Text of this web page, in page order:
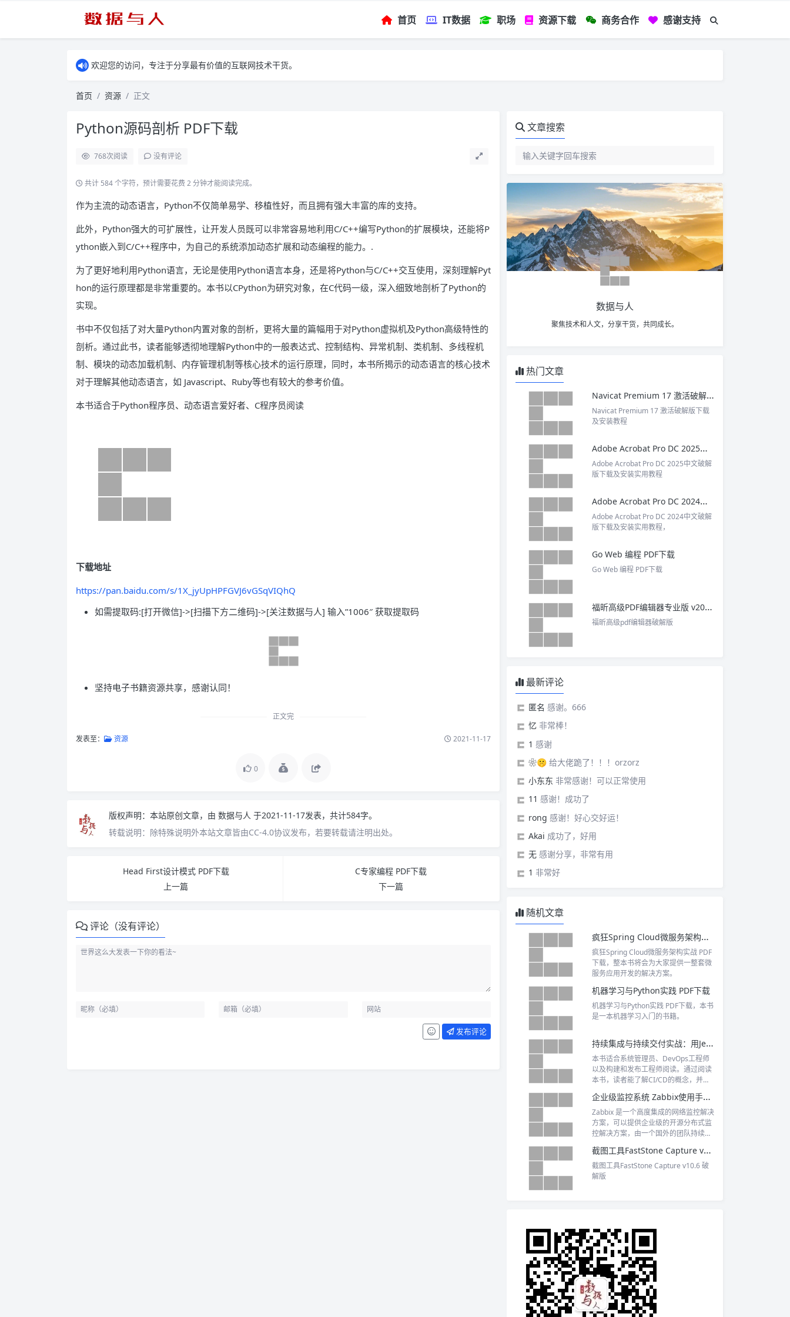
首页 IT数据 职场 资源下载 商务合作 感谢支持
欢迎您的访问，专注于分享最有价值的互联网技术干货。
首页 资源 正文
Python源码剖析 PDF下载
768次阅读 没有评论
共计 584 个字符，预计需要花费 2 分钟才能阅读完成。
作为主流的动态语言，Python不仅简单易学、移植性好，而且拥有强大丰富的库的支持。
此外，Python强大的可扩展性，让开发人员既可以非常容易地利用C/C++编写Python的扩展模块，还能将P
ython嵌入到C/C++程序中，为自己的系统添加动态扩展和动态编程的能力。.
为了更好地利用Python语言，无论是使用Python语言本身，还是将Python与C/C++交互使用，深刻理解Pyt
hon的运行原理都是非常重要的。本书以CPython为研究对象，在C代码一级，深入细致地剖析了Python的
实现。
书中不仅包括了对大量Python内置对象的剖析，更将大量的篇幅用于对Python虚拟机及Python高级特性的
剖析。通过此书，读者能够透彻地理解Python中的一般表达式、控制结构、异常机制、类机制、多线程机
制、模块的动态加载机制、内存管理机制等核心技术的运行原理，同时，本书所揭示的动态语言的核心技术
对于理解其他动态语言，如 Javascript、Ruby等也有较大的参考价值。
本书适合于Python程序员、动态语言爱好者、C程序员阅读
下载地址
https://pan.baidu.com/s/1X_jyUpHPFGVJ6vGSqVIQhQ
如需提取码:[打开微信]->[扫描下方二维码]->[关注数据与人] 输入”1006″ 获取提取码
坚持电子书籍资源共享，感谢认同！
正文完
发表至： 资源 2021-11-17
0
版权声明： 本站原创文章，由 数据与人 于2021-11-17发表，共计584字。
转载说明： 除特殊说明外本站文章皆由CC-4.0协议发布，若要转载请注明出处。
Head First设计模式 PDF下载
上一篇
C专家编程 PDF下载
下一篇
评论（没有评论）
发布评论
文章搜索
数据与人
聚焦技术和人文，分享干货，共同成长。
热门文章
Navicat Premium 17 激活破解版下载及安装教程
Navicat Premium 17 激活破解版下载
及安装教程
Adobe Acrobat Pro DC 2025中文破解版下载及安装实用教程
Adobe Acrobat Pro DC 2025中文破解
版下载及安装实用教程
Adobe Acrobat Pro DC 2024中文破解版下载及安装实用教程
Adobe Acrobat Pro DC 2024中文破解
版下载及安装实用教程，
Go Web 编程 PDF下载
Go Web 编程 PDF下载
福昕高级PDF编辑器专业版 v2025 中文激活版
福昕高级pdf编辑器破解版
最新评论
匿名 感谢。666
忆 非常棒！
1 感谢
❀🤫 给大佬跪了！！！orzorz
小东东 非常感谢！可以正常使用
11 感谢！成功了
rong 感谢！好心交好运！
Akai 成功了，好用
无 感谢分享，非常有用
1 非常好
随机文章
疯狂Spring Cloud微服务架构实战 PDF下载
疯狂Spring Cloud微服务架构实战 PDF
下载，整本书将会为大家提供一整套微
服务应用开发的解决方案。
机器学习与Python实践 PDF下载
机器学习与Python实践 PDF下载，本书
是一本机器学习入门的书籍。
持续集成与持续交付实战：用Jenkins、Travis CI和CircleCI构建和发布大规模高质量软件 PDF下载
本书适合系统管理员、DevOps工程师
以及构建和发布工程师阅读。通过阅读
本书，读者能了解CI/CD的概念，并获
践经验。
企业级监控系统 Zabbix使用手册V2.0 PDF下载
Zabbix 是一个高度集成的网络监控解决
方案，可以提供企业级的开源分布式监
控解决方案，由一个国外的团队持续维
截图工具FastStone Capture v10.6 破解版下载
截图工具FastStone Capture v10.6 破
解版